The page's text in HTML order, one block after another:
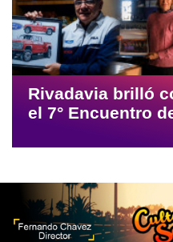
Rivadavia brilló
el 7° Encuentro